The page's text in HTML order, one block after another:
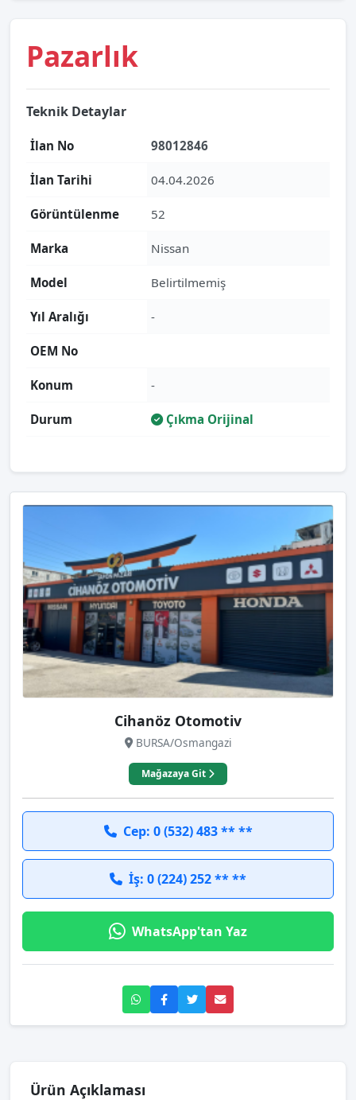
Pazarlık
Teknik Detaylar
İlan No 98012846
İlan Tarihi 04.04.2026
Görüntülenme 52
Marka Nissan
Model Belirtilmemiş
Yıl Aralığı -
OEM No
Konum -
Durum Çıkma Orijinal
Cihanöz Otomotiv
BURSA/Osmangazi
Mağazaya Git
Cep: 0 (532) 483 ** **
İş: 0 (224) 252 ** **
WhatsApp'tan Yaz
Ürün Açıklaması